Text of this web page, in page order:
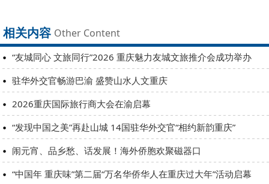
相关内容 Other Content
“友城同心 文旅同行”2026 重庆魅力友城文旅推介会成功举办
驻华外交官畅游巴渝 盛赞山水人文重庆
2026重庆国际旅行商大会在渝启幕
“发现中国之美”再赴山城 14国驻华外交官“相约新韵重庆”
闹元宵、品乡愁、话发展！海外侨胞欢聚磁器口
“中国年 重庆味”第二届“万名华侨华人在重庆过大年”活动启幕